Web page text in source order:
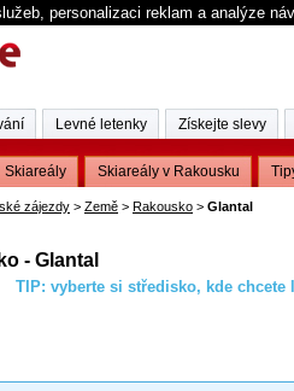
personalizaci reklam a analýze
zájezdy > Země > Rakousko > Glantal
- Glantal
TIP: vyberte si středisko, kde chcete
Levné letenky Získejte slevy
Skiareály Skiareály v Rakousku